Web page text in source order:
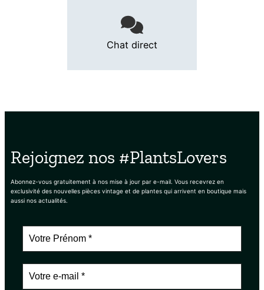
Chat direct
Rejoignez nos #PlantsLovers
Abonnez-vous gratuitement à nos mise à jour par e-mail. Vous recevrez en
exclusivité des nouvelles pièces vintage et de plantes qui arrivent en boutique mais
aussi nos actualités.